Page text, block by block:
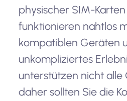
physischer SIM-
funktionieren nahtlos
kompatiblen Geräten
unkompliziertes
unterstützen nicht alle
daher sollten Sie die